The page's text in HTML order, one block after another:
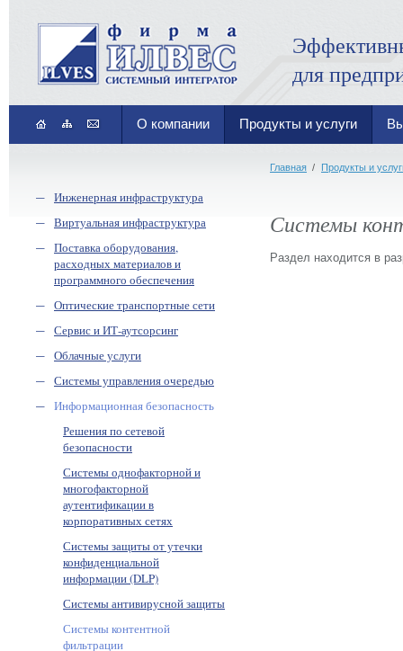
для
О компании Продукты и услуги
Инженерная инфраструктура
Виртуальная инфраструктура
Поставка оборудования,
расходных материалов и
программного обеспечения
Оптические транспортные сети
Сервис и ИТ-аутсорсинг
Облачные услуги
Системы управления очередью
Информационная безопасность
Решения по сетевой
безопасности
Системы однофакторной и
многофакторной
аутентификации в
корпоративных сетях
Системы защиты от утечки
конфиденциальной
информации (DLP)
Системы антивирусной защиты
Системы контентной
фильтрации
Главная / Продукты и
Системы
Раздел находится в